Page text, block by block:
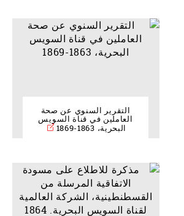
التقرير السنوي عن صحة
العاملين في قناة السويس
البحرية، 1863-1869